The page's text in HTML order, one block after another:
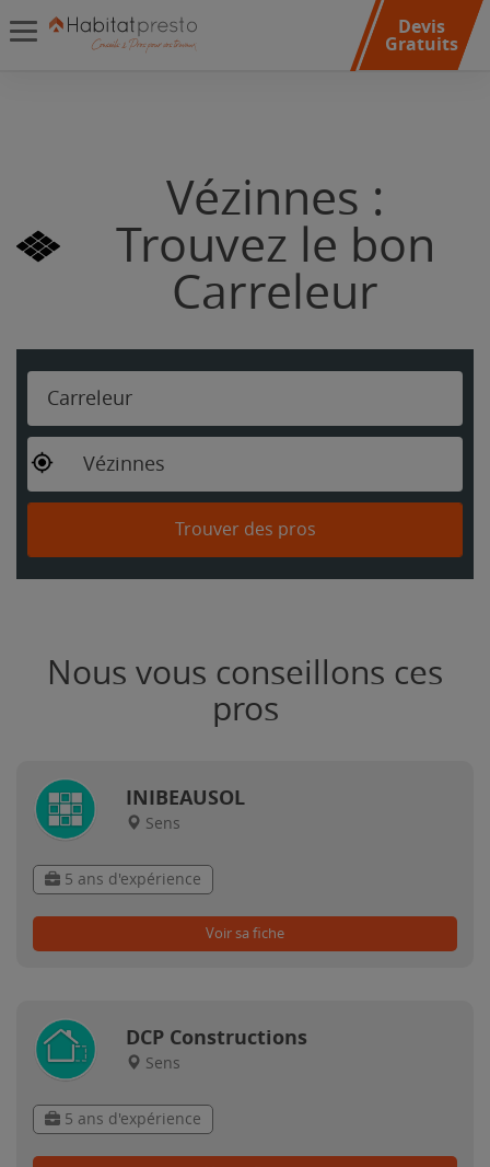
Devis
Gratuits
Vézinnes :
Trouvez le bon
Carreleur
Carreleur
Vézinnes
Trouver des pros
Nous vous conseillons ces
pros
INIBEAUSOL
Sens
5 ans d'expérience
Voir sa fiche
DCP Constructions
Sens
5 ans d'expérience